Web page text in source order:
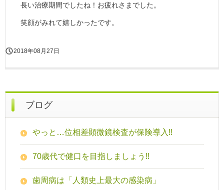
長い治療期間でしたね！お疲れさまでした。
笑顔がみれて嬉しかったです。
2018年08月27日
ブログ
やっと…位相差顕微鏡検査が保険導入‼
70歳代で健口を目指しましょう‼
歯周病は「人類史上最大の感染病」